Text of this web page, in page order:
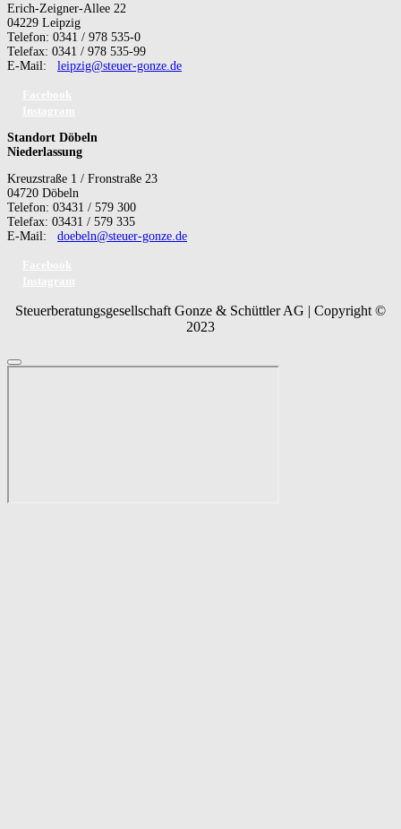
Erich-Zeigner-Allee 22
04229 Leipzig
Telefon: 0341 / 978 535-0
Telefax: 0341 / 978 535-99
E-Mail: leipzig@steuer-gonze.de
Standort Döbeln
Niederlassung
Kreuzstraße 1 / Fronstraße 23
04720 Döbeln
Telefon: 03431 / 579 300
Telefax: 03431 / 579 335
E-Mail: doebeln@steuer-gonze.de
Steuerberatungsgesellschaft Gonze & Schüttler AG | Copyright ©
2023